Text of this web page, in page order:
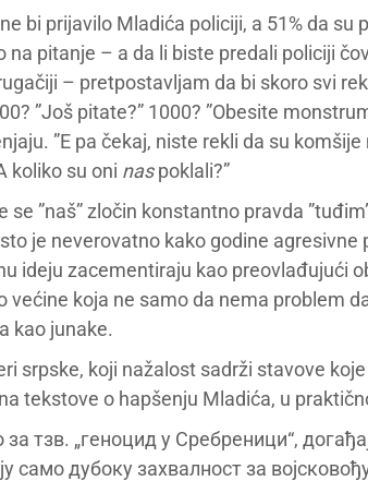
bi prijavilo Mladića policiji, a 51% da su
na pitanje – a da li biste predali policiji
– pretpostavljam da bi skoro svi
”Još pitate?” 1000? ”Obesite
”E pa čekaj, niste rekli da su
koliko su oni naspoklali?”
”naš” zločin konstantno pravda
je neverovatno kako godine agresivne
ideju zacementiraju kao preovlađujući
većine koja ne samo da nema problem
kao junake.
srpske, koji nažalost sadrži stavove
tekstove o hapšenju Mladića, u
тзв. „геноцид у Сребреници“,
само дубоку захвалност за